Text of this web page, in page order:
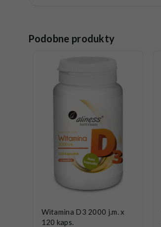
Podobne produkty
Witamina D3 2000 j.m. x
120 kaps.